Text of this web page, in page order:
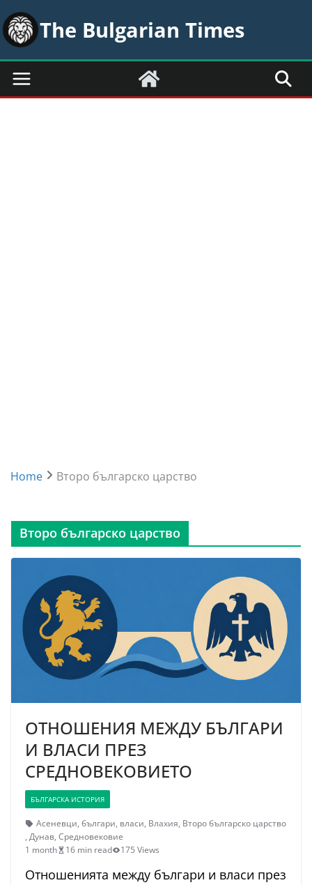
Skip
to
content
The Bulgarian Times
Home Второ българско царство
Второ българско царство
ОТНОШЕНИЯ МЕЖДУ БЪЛГАРИ
И ВЛАСИ ПРЕЗ
СРЕДНОВЕКОВИЕТО
БЪЛГАРСКА ИСТОРИЯ
Асеневци, българи, власи, Влахия, Второ българско царство
, Дунав, Средновековие
1 month
16 min read 175 Views
Отношенията между българи и власи през